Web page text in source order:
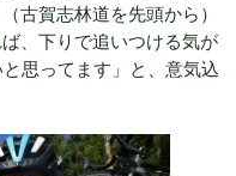
古賀志林道を先頭から）
、下りで追いつける気が
思ってます」と、意気込